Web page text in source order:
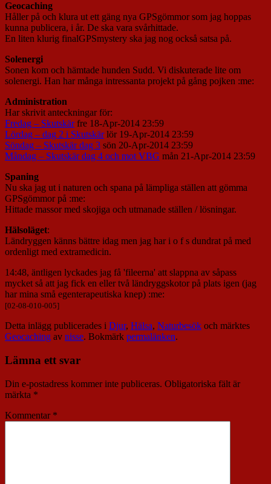
Geocaching
Håller på och klura ut ett gäng nya GPSgömmor som jag hoppas
kunna publicera, i år. De ska vara svårhittade.
En liten klurig finalGPSmystery ska jag nog också satsa på.
Solenergi
Sonen kom och hämtade hunden Sudd. Vi diskuterade lite om
solenergi. Han har många intressanta projekt på gång pojken :me:
Administration
Har skrivit anteckningar för:
Fredag – Skutskärfre 18-Apr-2014 23:59
Lördag – dag 2 i Skutskärlör 19-Apr-2014 23:59
Söndag – Skutskär dag 3 sön 20-Apr-2014 23:59
Måndag – Skutskär dag 4 och mot VBG mån 21-Apr-2014 23:59
Spaning
Nu ska jag ut i naturen och spana på lämpliga ställen att gömma
GPSgömmor på :me:
Hittade massor med skojiga och utmanade ställen / lösningar.
Hälsoläget:
Ländryggen känns bättre idag men jag har i o f s dundrat på med
ordenligt med extramedicin.
14:48, äntligen lyckades jag få 'fileerna' att slappna av såpass
mycket så att jag fick en eller två ländryggskotor på plats igen (jag
har mina små egenterapeutiska knep) :me:
[02-08-010-005]
Detta inlägg publicerades i Djur, Hälsa, Naturbesök och märktes
Geocaching av nisse. Bokmärk permalänken.
Lämna ett svar
Din e-postadress kommer inte publiceras. Obligatoriska fält är
märkta *
Kommentar *